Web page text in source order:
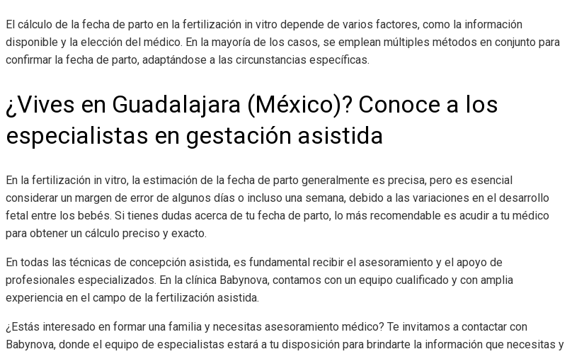
El cálculo de la fecha de parto en la fertilización in vitro depende de varios factores, como la información
disponible y la elección del médico. En la mayoría de los casos, se emplean múltiples métodos en conjunto para
confirmar la fecha de parto, adaptándose a las circunstancias específicas.
¿Vives en Guadalajara (México)? Conoce a los
especialistas en gestación asistida
En la fertilización in vitro, la estimación de la fecha de parto generalmente es precisa, pero es esencial
considerar un margen de error de algunos días o incluso una semana, debido a las variaciones en el desarrollo
fetal entre los bebés. Si tienes dudas acerca de tu fecha de parto, lo más recomendable es acudir a tu médico
para obtener un cálculo preciso y exacto.
En todas las técnicas de concepción asistida, es fundamental recibir el asesoramiento y el apoyo de
profesionales especializados. En la clínica Babynova, contamos con un equipo cualificado y con amplia
experiencia en el campo de la fertilización asistida.
¿Estás interesado en formar una familia y necesitas asesoramiento médico? Te invitamos a contactar con
Babynova, donde el equipo de especialistas estará a tu disposición para brindarte la información que necesitas y